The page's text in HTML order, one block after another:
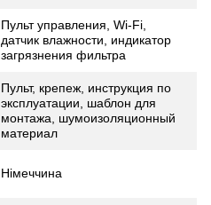
Пульт управления, Wi-Fi,
датчик влажности, индикатор
загрязнения фильтра
Пульт, крепеж, инструкция по
эксплуатации, шаблон для
монтажа, шумоизоляционный
материал
Німеччина